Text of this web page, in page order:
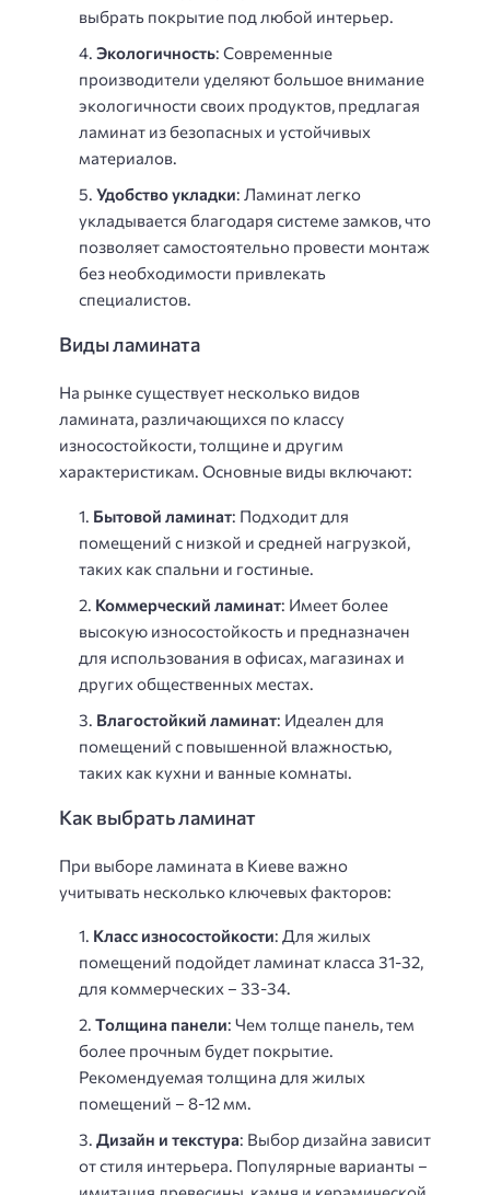
выбрать покрытие под любой интерьер.
Экологичность: Современные
производители уделяют большое внимание
экологичности своих продуктов, предлагая
ламинат из безопасных и устойчивых
материалов.
Удобство укладки: Ламинат легко
укладывается благодаря системе замков, что
позволяет самостоятельно провести монтаж
без необходимости привлекать
специалистов.
Виды ламината
На рынке существует несколько видов
ламината, различающихся по классу
износостойкости, толщине и другим
характеристикам. Основные виды включают:
Бытовой ламинат: Подходит для
помещений с низкой и средней нагрузкой,
таких как спальни и гостиные.
Коммерческий ламинат: Имеет более
высокую износостойкость и предназначен
для использования в офисах, магазинах и
других общественных местах.
Влагостойкий ламинат: Идеален для
помещений с повышенной влажностью,
таких как кухни и ванные комнаты.
Как выбрать ламинат
При выборе ламината в Киеве важно
учитывать несколько ключевых факторов:
Класс износостойкости: Для жилых
помещений подойдет ламинат класса 31-32,
для коммерческих – 33-34.
Толщина панели: Чем толще панель, тем
более прочным будет покрытие.
Рекомендуемая толщина для жилых
помещений – 8-12 мм.
Дизайн и текстура: Выбор дизайна зависит
от стиля интерьера. Популярные варианты –